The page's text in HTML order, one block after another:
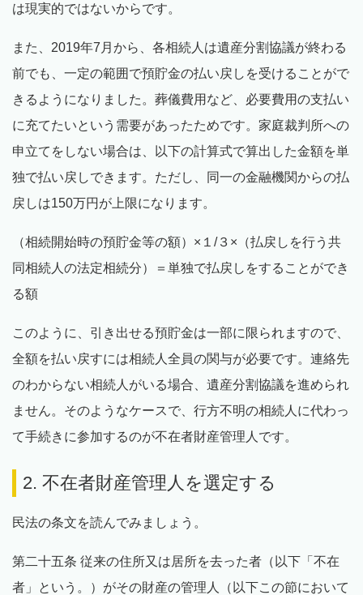
は現実的ではないからです。
また、2019年7月から、各相続人は遺産分割協議が終わる
前でも、一定の範囲で預貯金の払い戻しを受けることがで
きるようになりました。葬儀費用など、必要費用の支払い
に充てたいという需要があったためです。家庭裁判所への
申立てをしない場合は、以下の計算式で算出した金額を単
独で払い戻しできます。ただし、同一の金融機関からの払
戻しは150万円が上限になります。
（相続開始時の預貯金等の額）×１/３×（払戻しを行う共
同相続人の法定相続分）＝単独で払戻しをすることができ
る額
このように、引き出せる預貯金は一部に限られますので、
全額を払い戻すには相続人全員の関与が必要です。連絡先
のわからない相続人がいる場合、遺産分割協議を進められ
ません。そのようなケースで、行方不明の相続人に代わっ
て手続きに参加するのが不在者財産管理人です。
2. 不在者財産管理人を選定する
民法の条文を読んでみましょう。
第二十五条 従来の住所又は居所を去った者（以下「不在
者」という。）がその財産の管理人（以下この節において